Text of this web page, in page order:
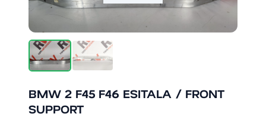
BMW 2 F45 F46 ESITALA / FRONT
SUPPORT